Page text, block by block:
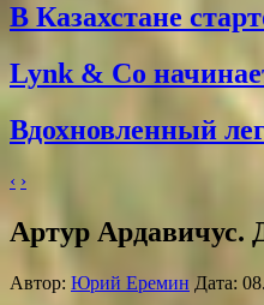
В Казахстане
Lynk & Co
Вдохновленный
‹ ›
Артур Ардавичус.
Автор: Юрий Еремин Дата: